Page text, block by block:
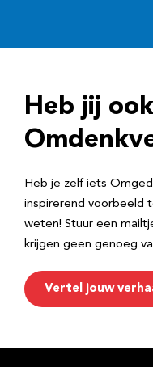
r
e
Heb jij
Heb je zelf iets
inspirerend voorbeeld
weten! Stuur een
krijgen geen genoeg
Vertel jouw